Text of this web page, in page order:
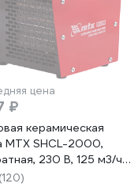
цена
₽
керамическая
MTX SHCL-2000,
230 В, 125 м3/ч,
96402
(120)